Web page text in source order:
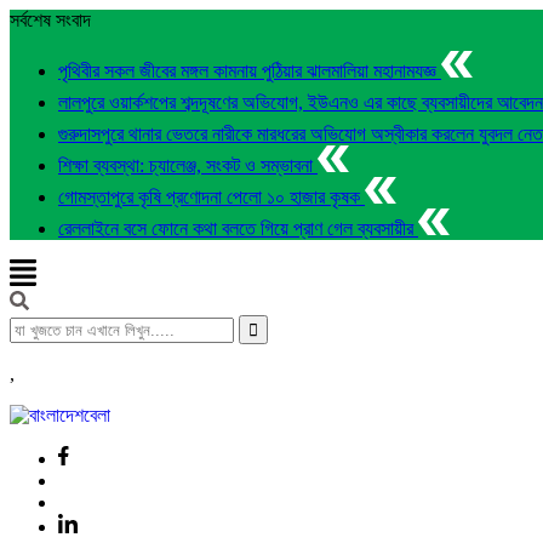
সর্বশেষ সংবাদ
পৃথিবীর সকল জীবের মঙ্গল কামনায় পুঠিয়ার ঝালমালিয়া মহানামযজ্ঞ
লালপুরে ওয়ার্কশপের শব্দদূষণের অভিযোগ, ইউএনও এর কাছে ব্যবসায়ীদের
গুরুদাসপুরে থানার ভেতরে নারীকে মারধরের অভিযোগ অস্বীকার করলেন যুবদল
শিক্ষা ব্যবস্থা: চ্যালেঞ্জ, সংকট ও সম্ভাবনা
গোমস্তাপুরে কৃষি প্রণোদনা পেলো ১০ হাজার কৃষক
রেললাইনে বসে ফোনে কথা বলতে গিয়ে প্রাণ গেল ব্যবসায়ীর
,